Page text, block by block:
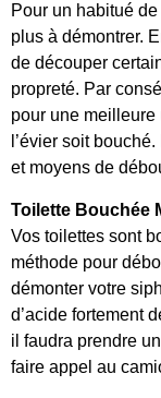
Pour un habitué de
plus à démontrer.
de découper
propreté. Par
pour une
l’évier soit
et moyens de
Toilette Bouchée
Vos toilettes sont
méthode pour
démonter votre
d’acide fortement
il faudra prendre
faire appel au